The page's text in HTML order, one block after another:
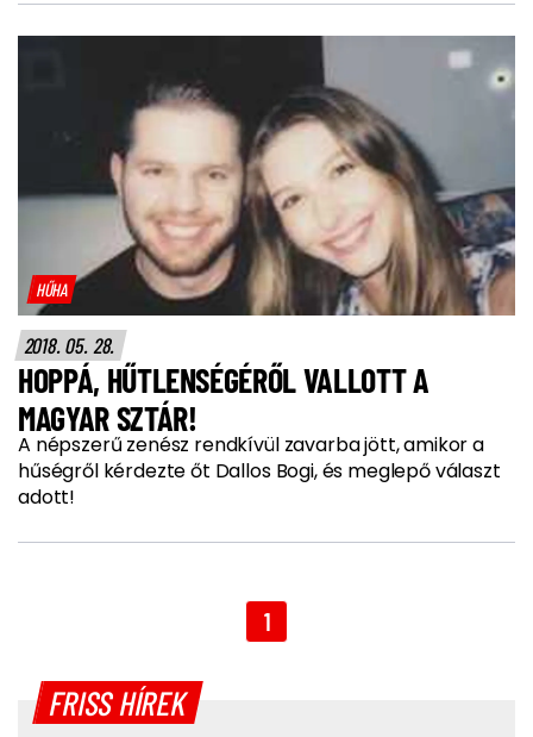
HŰHA
2018. 05. 28.
HOPPÁ, HŰTLENSÉGÉRŐL VALLOTT A
MAGYAR SZTÁR!
A népszerű zenész rendkívül zavarba jött, amikor a
hűségről kérdezte őt Dallos Bogi, és meglepő választ
adott!
1
FRISS HÍREK